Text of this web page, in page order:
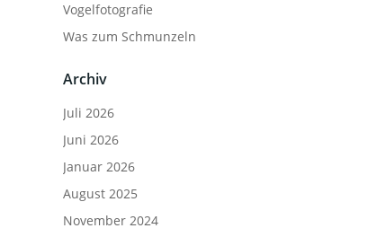
Vogelfotografie
Was zum Schmunzeln
Archiv
Juli 2026
Juni 2026
Januar 2026
August 2025
November 2024